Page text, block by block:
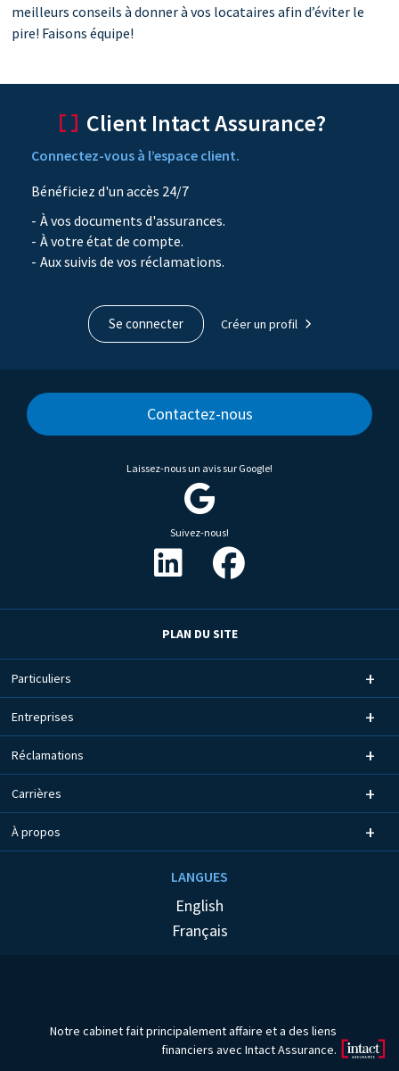
meilleurs conseils à donner à vos locataires afin d’éviter le
pire! Faisons équipe!
Contactez-nous
Client Intact Assurance?
Connectez-vous à l’espace client.
Bénéficiez d'un accès 24/7
À vos documents d'assurances.
À votre état de compte.
Aux suivis de vos réclamations.
Se connecter Créer un profil
Laissez-nous un avis sur Google!
Suivez-nous!
PLAN DU SITE
Particuliers
Entreprises
Réclamations
Carrières
À propos
LANGUES
English
Français
Notre cabinet fait principalement affaire et a des liens
financiers avec Intact Assurance.